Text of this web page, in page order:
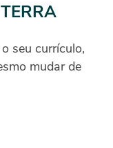
seu currículo,
mudar de